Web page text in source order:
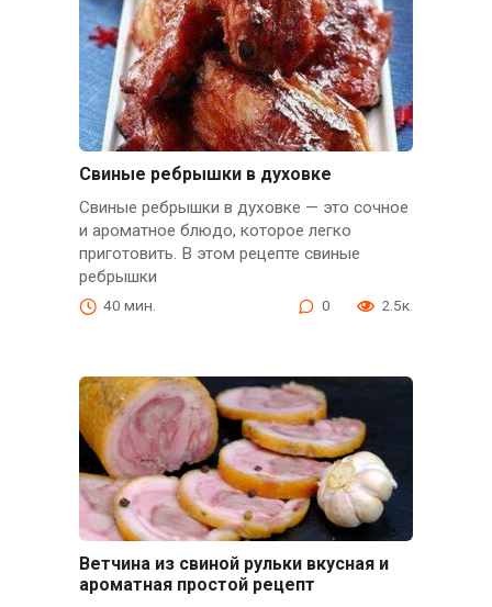
Свиные ребрышки в духовке
Свиные ребрышки в духовке — это сочное
и ароматное блюдо, которое легко
приготовить. В этом рецепте свиные
ребрышки
40 мин. 0 2.5к.
Ветчина из свиной рульки вкусная и
ароматная простой рецепт